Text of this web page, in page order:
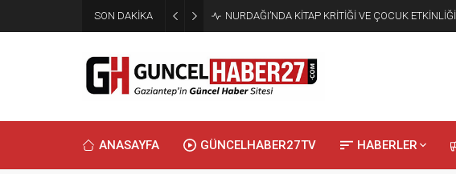
SON DAKİKA NURDAĞI’NDA KİTAP KRİTİĞİ VE ÇOCUK ETKİNLİĞİ
ANASAYFA GÜNCELHABER27TV HABERLER